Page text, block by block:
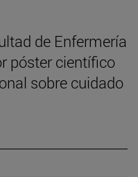
de Enfermería
póster científico
sobre cuidado